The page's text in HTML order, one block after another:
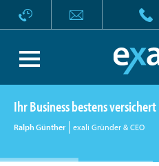
Ihr Business bestens versichert
Ralph Günther exali Gründer & CEO